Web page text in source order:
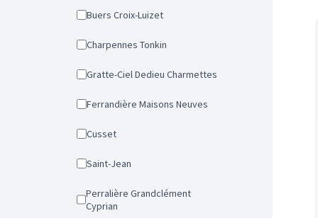
Buers Croix-Luizet
Charpennes Tonkin
Gratte-Ciel Dedieu Charmettes
Ferrandière Maisons Neuves
Cusset
Saint-Jean
Perralière Grandclément
Cyprian